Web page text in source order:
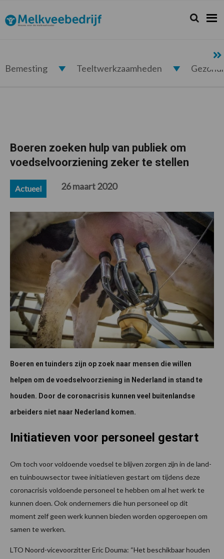
de
hoofdnavigatie
de
hoofd
de
eerste
de
voettekst
Melkveebedrijf.nl Zoeken...
Zoek
Bemesting Teeltwerkzaamheden
Boeren zoeken hulp van publiek om
voedselvoorziening zeker te stellen
Actueel 26 maart 2020
Boeren en tuinders zijn op zoek naar mensen die willen
helpen om de voedselvoorziening in Nederland in stand te
houden. Door de coronacrisis kunnen veel buitenlandse
arbeiders niet naar Nederland komen.
Initiatieven voor personeel gestart
Om toch voor voldoende voedsel te blijven zorgen zijn in de land-
en tuinbouwsector twee initiatieven gestart om tijdens deze
coronacrisis voldoende personeel te hebben om al het werk te
kunnen doen. Ook ondernemers die hun personeel op dit
moment zelf geen werk kunnen bieden worden opgeroepen om
samen te werken.
LTO Noord-vicevoorzitter Eric Douma: “Het beschikbaar houden